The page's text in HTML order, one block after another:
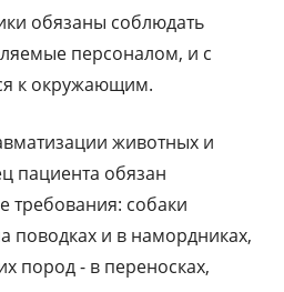
обязаны соблюдать
персоналом, и с
к окружающим.
животных и
пациента обязан
требования: собаки
поводках и в намордниках,
пород - в переносках,